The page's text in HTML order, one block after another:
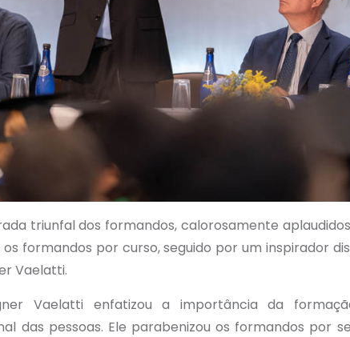
triunfal dos formandos, calorosamente
formandos por curso, seguido por um inspirador
Vaelatti.
Vaelatti enfatizou a importância da
das pessoas. Ele parabenizou os formandos por